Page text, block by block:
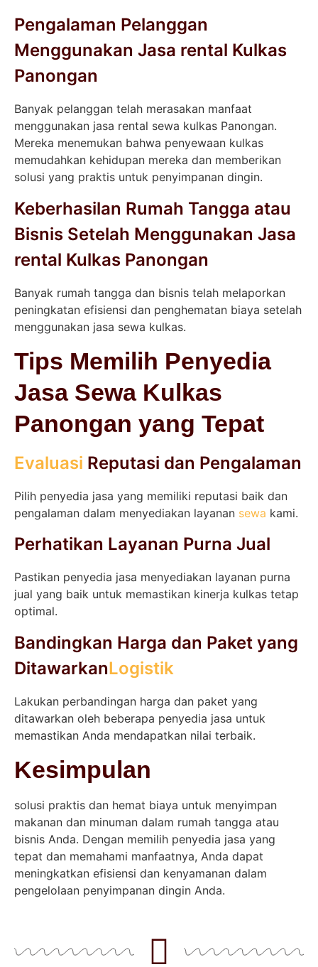
Pengalaman Pelanggan
Menggunakan Jasa rental Kulkas
Panongan
Banyak pelanggan telah merasakan manfaat
menggunakan jasa rental sewa kulkas Panongan.
Mereka menemukan bahwa penyewaan kulkas
memudahkan kehidupan mereka dan memberikan
solusi yang praktis untuk penyimpanan dingin.
Keberhasilan Rumah Tangga atau
Bisnis Setelah Menggunakan Jasa
rental Kulkas Panongan
Banyak rumah tangga dan bisnis telah melaporkan
peningkatan efisiensi dan penghematan biaya setelah
menggunakan jasa sewa kulkas.
Tips Memilih Penyedia
Jasa Sewa Kulkas
Panongan yang Tepat
Evaluasi Reputasi dan Pengalaman
Pilih penyedia jasa yang memiliki reputasi baik dan
pengalaman dalam menyediakan layanan sewa kami.
Perhatikan Layanan Purna Jual
Pastikan penyedia jasa menyediakan layanan purna
jual yang baik untuk memastikan kinerja kulkas tetap
optimal.
Bandingkan Harga dan Paket yang
DitawarkanLogistik
Lakukan perbandingan harga dan paket yang
ditawarkan oleh beberapa penyedia jasa untuk
memastikan Anda mendapatkan nilai terbaik.
Kesimpulan
solusi praktis dan hemat biaya untuk menyimpan
makanan dan minuman dalam rumah tangga atau
bisnis Anda. Dengan memilih penyedia jasa yang
tepat dan memahami manfaatnya, Anda dapat
meningkatkan efisiensi dan kenyamanan dalam
pengelolaan penyimpanan dingin Anda.